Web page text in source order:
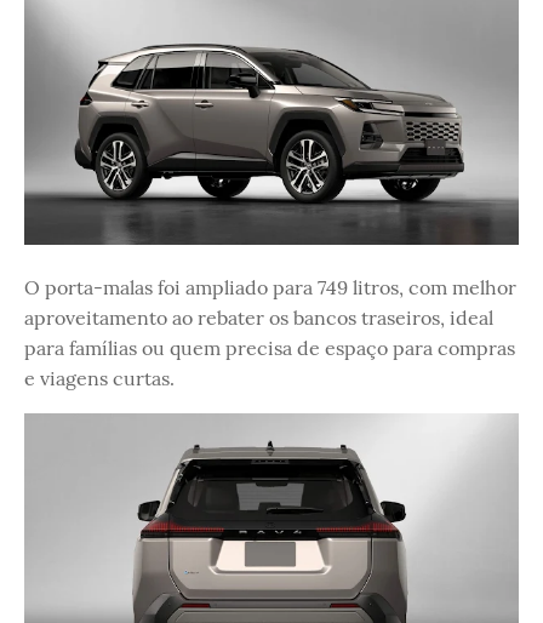
O porta-malas foi ampliado para 749 litros, com melhor
aproveitamento ao rebater os bancos traseiros, ideal
para famílias ou quem precisa de espaço para compras
e viagens curtas.